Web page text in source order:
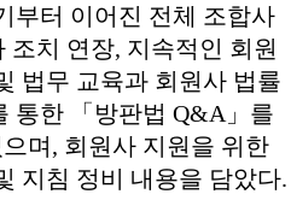
부터 이어진 전체 조합사
조치 연장, 지속적인 회원
법무 교육과 회원사 법률
통한 「방판법 Q&A」를
며, 회원사 지원을 위한
지침 정비 내용을 담았다.